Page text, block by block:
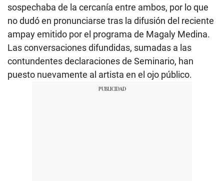
sospechaba de la cercanía entre ambos, por lo que
no dudó en pronunciarse tras la difusión del reciente
ampay emitido por el programa de Magaly Medina.
Las conversaciones difundidas, sumadas a las
contundentes declaraciones de Seminario, han
puesto nuevamente al artista en el ojo público.